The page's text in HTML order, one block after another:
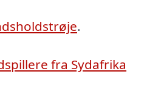
.
fra Sydafrika